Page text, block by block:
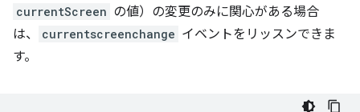
currentScreen の値）の変更のみに関心がある場合
は、
currentscreenchange イベントをリッスンできま
す。